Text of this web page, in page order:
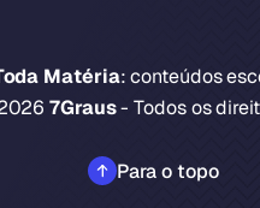
Matéria: conteúdos
7Graus- Todos os
Para o topo